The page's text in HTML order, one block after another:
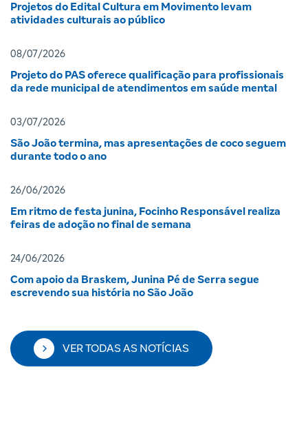
Projetos do Edital Cultura em Movimento levam
atividades culturais ao público
08/07/2026
Projeto do PAS oferece qualificação para profissionais
da rede municipal de atendimentos em saúde mental
03/07/2026
São João termina, mas apresentações de coco seguem
durante todo o ano
26/06/2026
Em ritmo de festa junina, Focinho Responsável realiza
feiras de adoção no final de semana
24/06/2026
Com apoio da Braskem, Junina Pé de Serra segue
escrevendo sua história no São João
VER TODAS AS NOTÍCIAS